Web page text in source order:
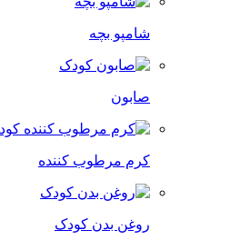
شامپو بچه
صابون
کرم مرطوب کننده
روغن بدن کودک